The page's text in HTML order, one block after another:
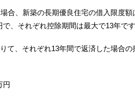
合、新築の長期優良住宅の借入限度
、それぞれ控除期間は最大で13年です
て、それぞれ13年間で返済した場合の
円